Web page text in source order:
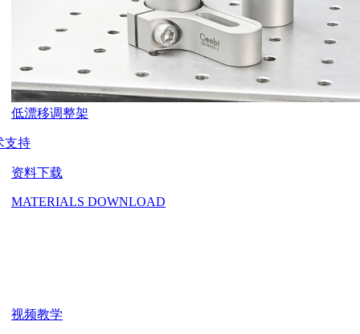
低漂移调整架
支持
资料下载
MATERIALS DOWNLOAD
视频教学